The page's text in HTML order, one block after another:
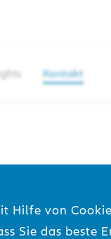
Hilfe von
Sie das beste
Kontakt